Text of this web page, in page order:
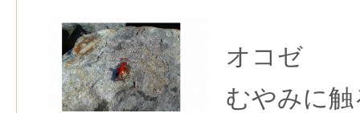
オコゼ
むやみに